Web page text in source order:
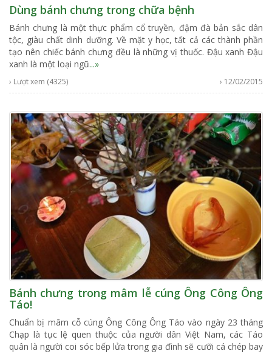
Dùng bánh chưng trong chữa bệnh
Bánh chưng là một thực phẩm cổ truyền, đậm đà bản sắc dân
tộc, giàu chất dinh dưỡng. Về mặt y học, tất cả các thành phần
tạo nên chiếc bánh chưng đều là những vị thuốc. Đậu xanh Đậu
xanh là một loại ngũ...»
› Lượt xem (4325) › 12/02/2015
Bánh chưng trong mâm lễ cúng Ông Công Ông
Táo!
Chuẩn bị mâm cỗ cúng Ông Công Ông Táo vào ngày 23 tháng
Chạp là tục lệ quen thuộc của người dân Việt Nam, các Táo
quân là người coi sóc bếp lửa trong gia đình sẽ cưỡi cá chép bay